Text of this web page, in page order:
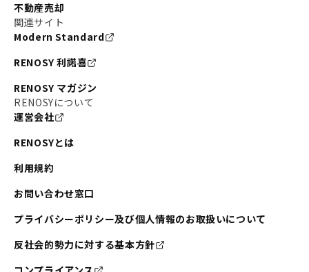
不動産売却
関連サイト
Modern Standard
RENOSY 利諾喜
RENOSY マガジン
RENOSYについて
運営会社
RENOSYとは
利用規約
お問い合わせ窓口
プライバシーポリシー及び個人情報のお取扱いについて
反社会的勢力に対する基本方針